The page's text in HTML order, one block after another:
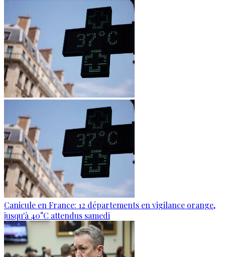
Canicule en France: 12 départements en vigilance orange,
jusqu'à 40°C attendus samedi